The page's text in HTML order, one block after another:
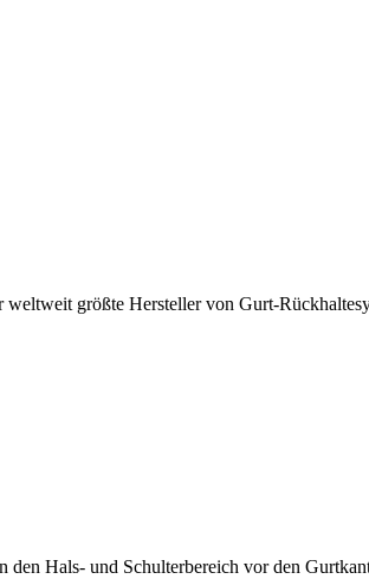
größte Hersteller von Gurt-
Hals- und Schulterbereich vor den